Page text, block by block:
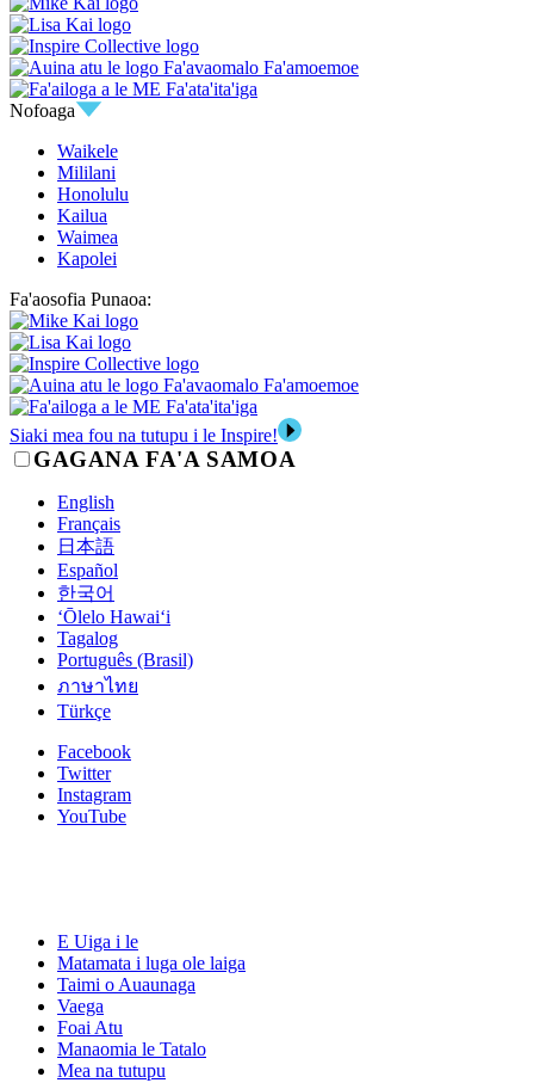
Nofoaga
Waikele
Mililani
Honolulu
Kailua
Waimea
Kapolei
Fa'aosofia Punaoa:
Siaki mea fou na tutupu i le Inspire!
GAGANA FA'A SAMOA
English
Français
日本語
Español
한국어
‘Ōlelo Hawai‘i
Tagalog
Português (Brasil)
ภาษาไทย
Türkçe
Facebook
Twitter
Instagram
YouTube
E Uiga i le
Matamata i luga ole laiga
Taimi o Auaunaga
Vaega
Foai Atu
Manaomia le Tatalo
Mea na tutupu